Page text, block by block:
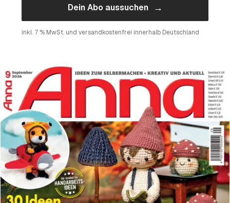
Dein Abo aussuchen →
inkl. 7 % MwSt. und versandkostenfrei innerhalb Deutschland